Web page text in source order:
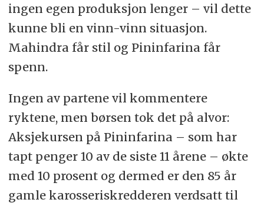
ingen egen produksjon lenger – vil dette
kunne bli en vinn-vinn situasjon.
Mahindra får stil og Pininfarina får
spenn.
Ingen av partene vil kommentere
ryktene, men børsen tok det på alvor:
Aksjekursen på Pininfarina – som har
tapt penger 10 av de siste 11 årene – økte
med 10 prosent og dermed er den 85 år
gamle karosseriskredderen verdsatt til